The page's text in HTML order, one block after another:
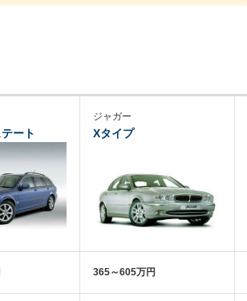
ート
ジャガー
Xタイプ
365～605万円